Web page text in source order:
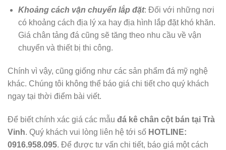
Khoảng cách vận chuyển lắp đặt: Đối với những nơi
có khoảng cách địa lý xa hay địa hình lắp đặt khó khăn.
Giá chân tảng đá cũng sẽ tăng theo nhu cầu về vận
chuyển và thiết bị thi công.
Chính vì vậy, cũng giống như các sản phẩm đá mỹ nghệ
khác. Chúng tôi không thể báo giá chi tiết cho quý khách
ngay tại thời điểm bài viết.
Để biết chính xác giá các mẫu đá kê chân cột bán tại Trà
Vinh. Quý khách vui lòng liên hệ tới số HOTLINE:
0916.958.095. Để được tư vấn chi tiết, báo giá một cách